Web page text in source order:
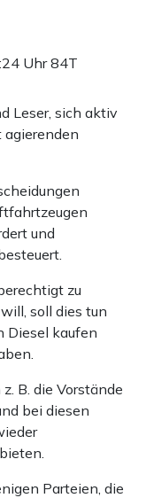
Uhr84T
Leser, sich aktiv
agierenden
und
zu
soll dies tun
Diesel kaufen
B. die Vorstände
bei diesen
Parteien, die